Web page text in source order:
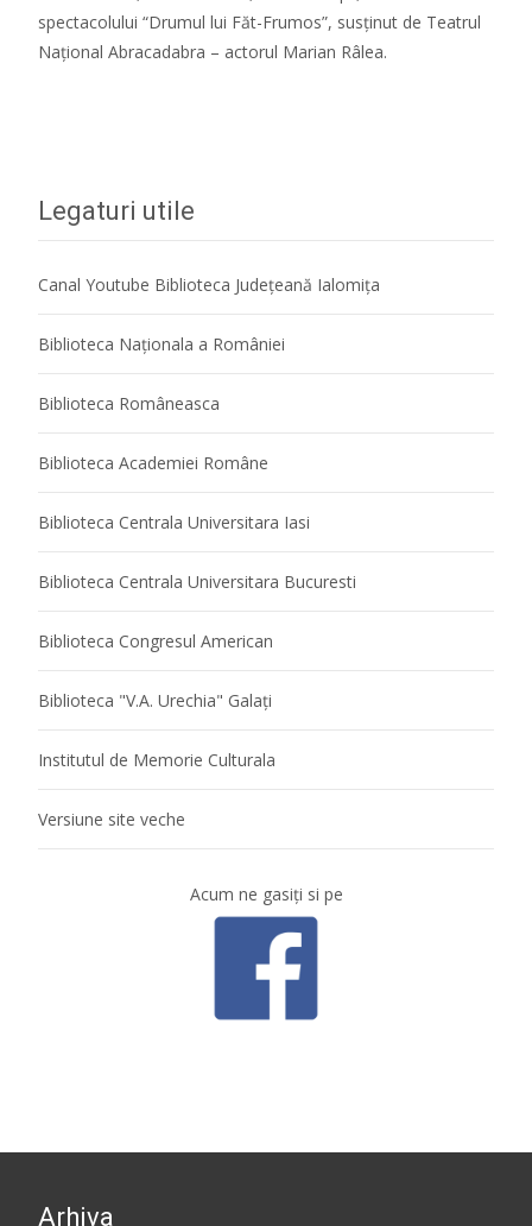
spectacolului “Drumul lui Făt-Frumos”, susținut de Teatrul
Național Abracadabra – actorul Marian Râlea.
Legaturi utile
Canal Youtube Biblioteca Județeană Ialomița
Biblioteca Naţionala a României
Biblioteca Româneasca
Biblioteca Academiei Române
Biblioteca Centrala Universitara Iasi
Biblioteca Centrala Universitara Bucuresti
Biblioteca Congresul American
Biblioteca "V.A. Urechia" Galaţi
Institutul de Memorie Culturala
Versiune site veche
Acum ne gasiţi si pe
Arhiva